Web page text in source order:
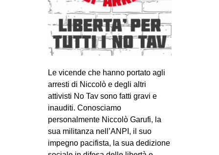
Le vicende che hanno portato agli
arresti di Niccolò e degli altri
attivisti No Tav sono fatti gravi e
inauditi. Conosciamo
personalmente Niccolò Garufi, la
sua militanza nell’ANPI, il suo
impegno pacifista, la sua dedizione